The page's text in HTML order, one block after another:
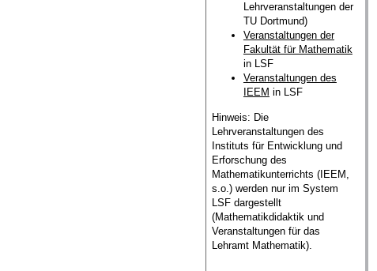
Lehrveranstaltungen der
TU Dortmund)
Veranstaltungen der
Fakultät für Mathematik
in LSF
Veranstaltungen des
IEEM in LSF
Hinweis: Die
Lehrveranstaltungen des
Instituts für Entwicklung und
Erforschung des
Mathematikunterrichts (IEEM,
s.o.) werden nur im System
LSF dargestellt
(Mathematikdidaktik und
Veranstaltungen für das
Lehramt Mathematik).